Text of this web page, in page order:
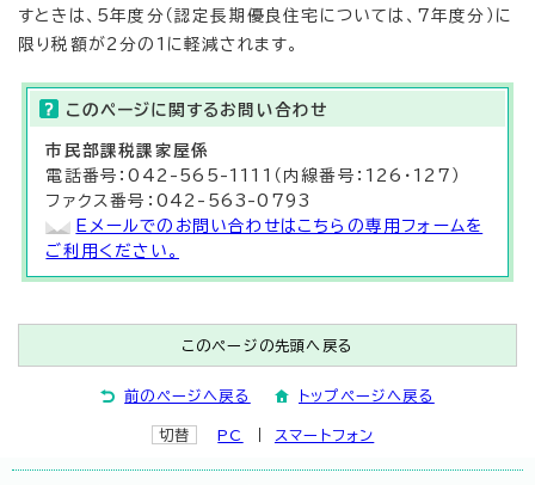
すときは、5年度分（認定長期優良住宅については、7年度分）に
限り税額が2分の1に軽減されます。
このページに関する お問い合わせ
市民部課税課 家屋係
電話番号：042-565-1111（内線番号：126・127）
ファクス番号：042-563-0793
Eメールでのお問い合わせはこちらの専用フォームを
ご利用ください。
このページの先頭へ戻る
前のページへ戻る トップページへ戻る
切替 PC スマートフォン